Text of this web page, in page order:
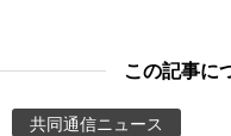
この記事に
共同通信ニュース